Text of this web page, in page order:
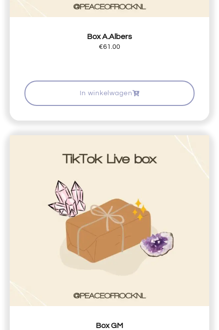
Box A.Albers
€61.00
In winkelwagen
Box GM